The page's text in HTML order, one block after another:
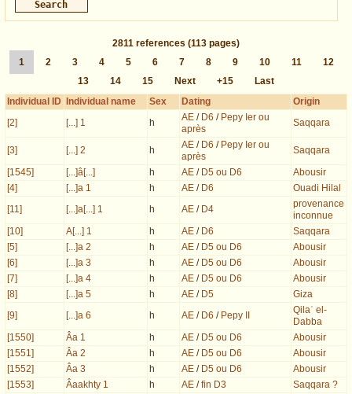
2811 references (113 pages)
1
2 3 4 5 6 7 8 9 10 11
12
13
14 15 Next +15
Last
Individual ID
Individual name Sex Dating
Origin
[2]
[...] 1 h AE / D6 / Pepy Ier ou
après
Saqqara
[3] [...] 2 h AE / D6 / Pepy Ier ou
après
Saqqara
[1545]
[...]â[...] h AE / D5 ou D6
Abousir
[4]
[...]a 1 h AE / D6
Ouadi Hilal
[11]
[...]a[...] 1 h AE / D4
provenance
inconnue
[10]
A[...] 1 h AE / D6
Saqqara
[5]
[...]a 2 h AE / D5 ou D6
Abousir
[6]
[...]a 3 h AE / D5 ou D6
Abousir
[7]
[...]a 4 h AE / D5 ou D6
Abousir
[8]
[...]a 5 h AE / D5
Giza
[9]
[...]a 6 h AE / D6 / Pepy II
Qilaʿ el-
Dabba
[1550]
Âa 1 h AE / D5 ou D6
Abousir
[1551]
Âa 2 h AE / D5 ou D6
Abousir
[1552]
Âa 3 h AE / D5 ou D6
Abousir
[1553]
Âaakhty 1 h AE /fin D3
Saqqara ?